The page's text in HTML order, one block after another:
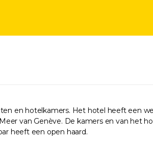
en hotelkamers. Het hotel heeft een
van Genève. De kamers en van het
heeft een open haard.